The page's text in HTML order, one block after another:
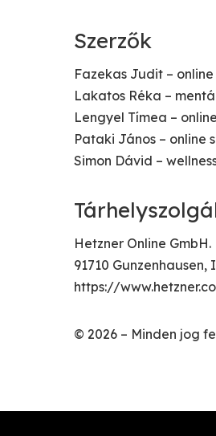
Szerzők
Fazekas Judit –
Lakatos Réka –
Lengyel Tímea –
Pataki János – online
Simon Dávid –
Hetzner Online GmbH.
91710
https://
© 2026 – Minden jog